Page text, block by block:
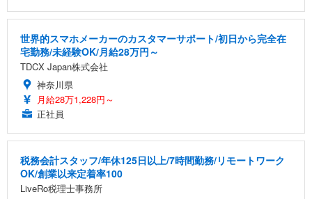
世界的スマホメーカーのカスタマーサポート/初日から完全在
宅勤務/未経験OK/月給28万円～
TDCX Japan株式会社
神奈川県
月給28万1,228円～
正社員
税務会計スタッフ/年休125日以上/7時間勤務/リモートワーク
OK/創業以来定着率100
LiveRo税理士事務所